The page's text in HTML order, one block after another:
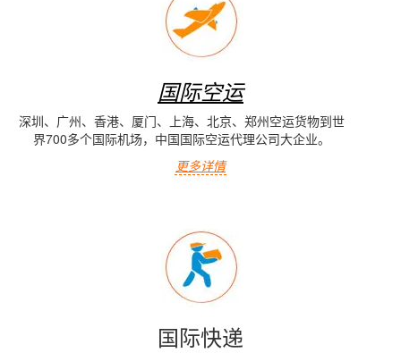
国际空运
深圳、广州、香港、厦门、上海、北京、郑州空运货物到世
界700多个国际机场，中国国际空运代理公司大企业。
更多详情
国际快递